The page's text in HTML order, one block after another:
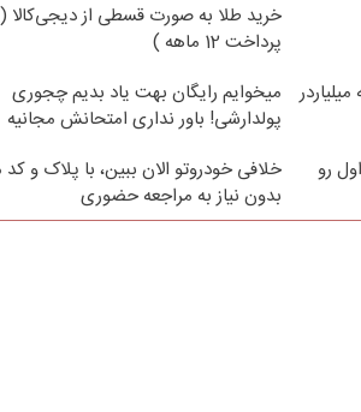
خرید طلا به صورت قسطی از دیجی‌کالا (
پرداخت 12 ماهه )
میخوایم رایگان بهت یاد بدیم چجوری
پولدارشی! باور نداری امتحانش مجانیه
رو
خلافی خودروتو الان ببین، با پلاک و کد
بدون نیاز به مراجعه حضوری